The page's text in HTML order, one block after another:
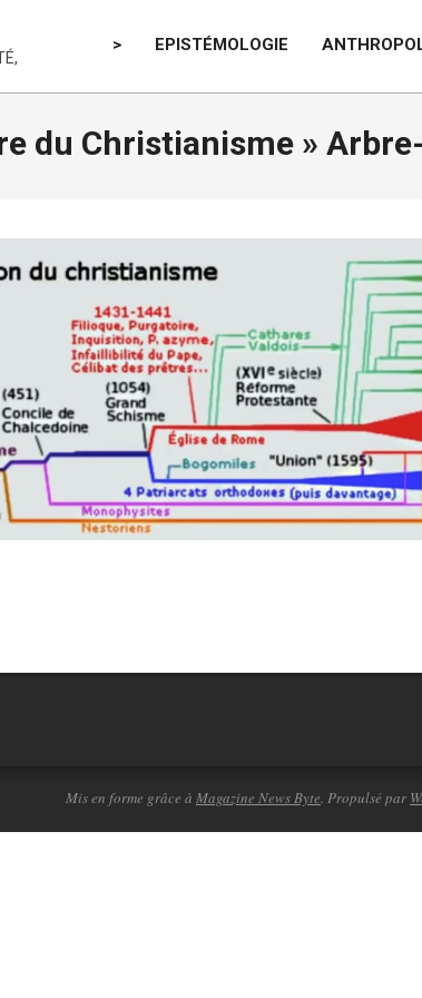
> EPISTÉMOLOGIE
du Christianisme »
Mis en forme grâce à Magazine News Byte. Propulsé par